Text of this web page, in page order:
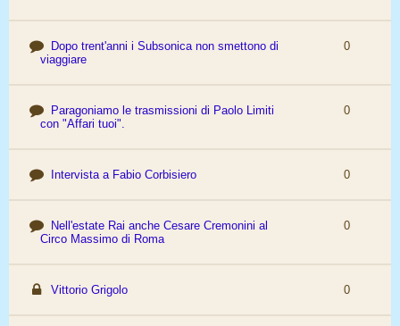
Dopo trent'anni i Subsonica non smettono di
viaggiare
0
Paragoniamo le trasmissioni di Paolo Limiti
con "Affari tuoi".
0
Intervista a Fabio Corbisiero 0
Nell'estate Rai anche Cesare Cremonini al
Circo Massimo di Roma
0
Vittorio Grigolo 0